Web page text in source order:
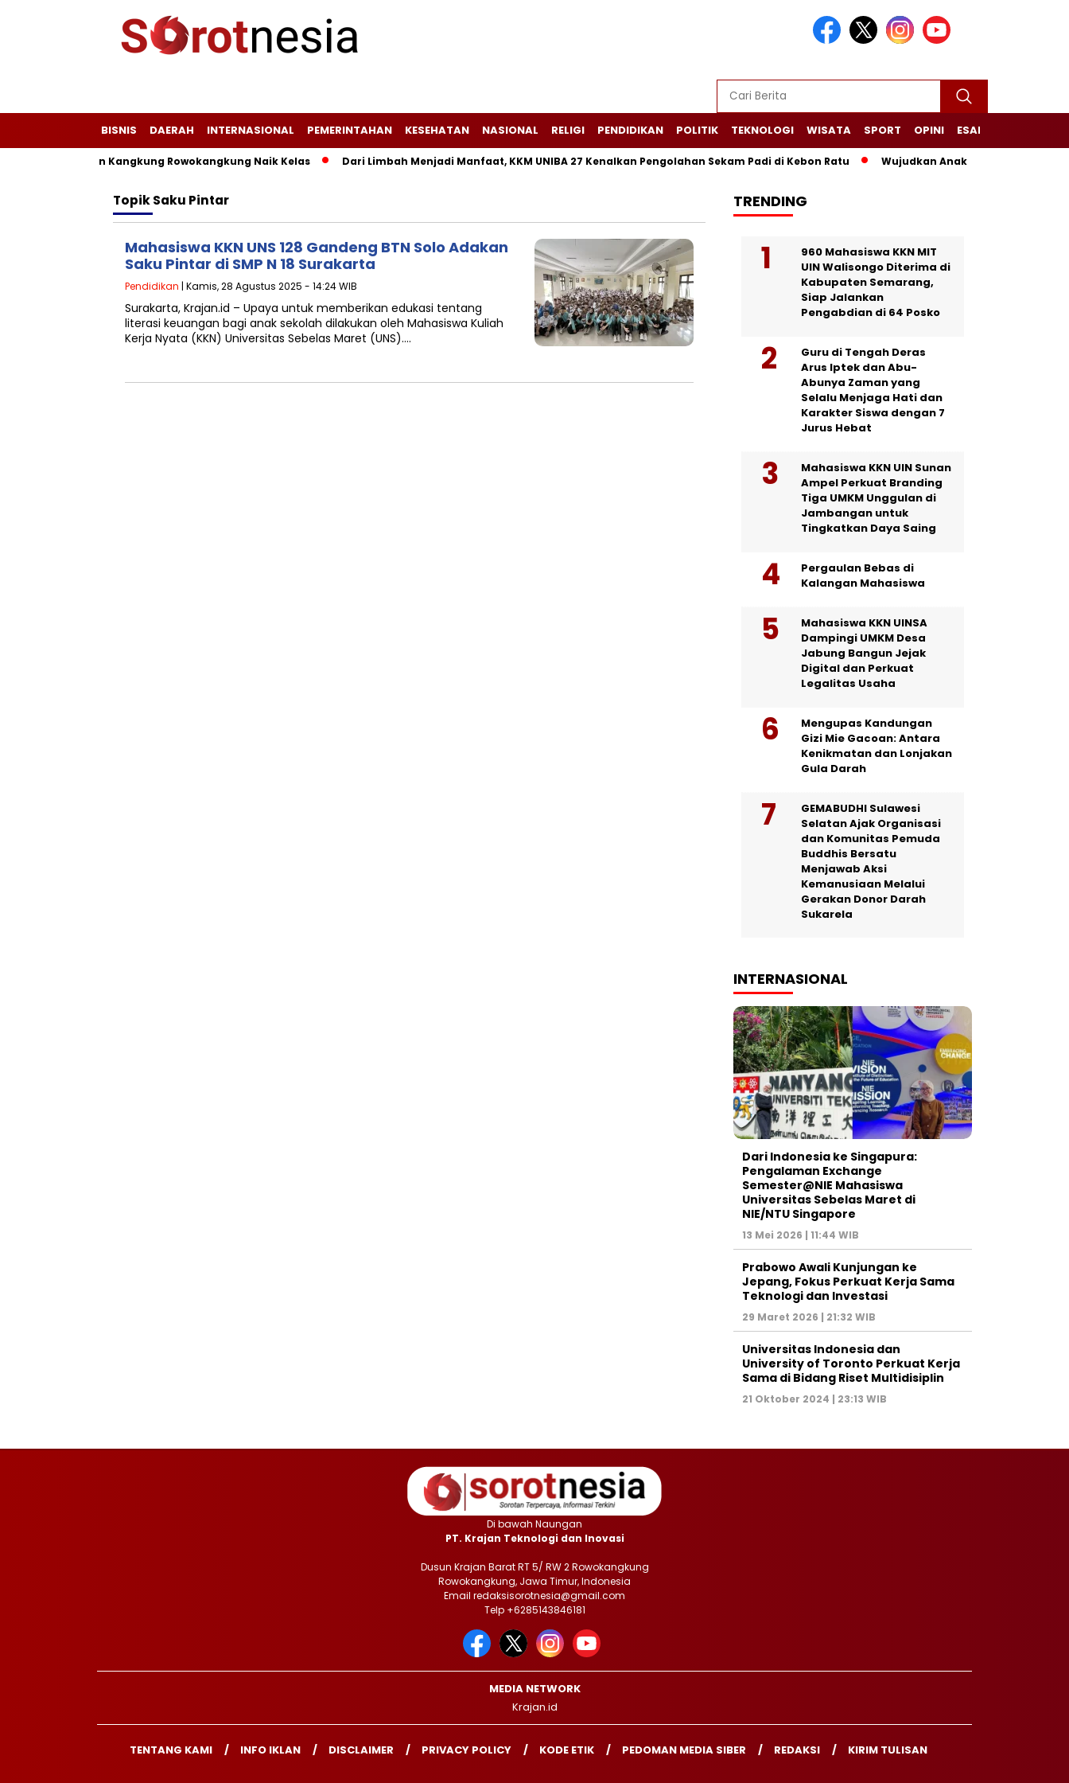
BISNIS DAERAH INTERNASIONAL PEMERINTAHAN KESEHATAN NASIONAL RELIGI PENDIDIKAN POLITIK TEKNOLOGI WISATA SPORT OPINI ESAI
Jagung, dan Kangkung Rowokangkung Naik Kelas Dari Limbah Menjadi Manfaat, KKM UNIBA 27 Kenalkan Pengolahan Sekam Padi di Kebon Ratu Wujudkan Anak Desa Sehat dan
TopikSaku Pintar
Mahasiswa KKN UNS 128 Gandeng BTN Solo Adakan
Saku Pintar di SMP N 18 Surakarta
Pendidikan | Kamis, 28 Agustus 2025 - 14:24 WIB
Surakarta, Krajan.id – Upaya untuk memberikan edukasi tentang
literasi keuangan bagi anak sekolah dilakukan oleh Mahasiswa Kuliah
Kerja Nyata (KKN) Universitas Sebelas Maret (UNS)….
TRENDING
960 Mahasiswa KKN MIT
UIN Walisongo Diterima di
Kabupaten Semarang,
Siap Jalankan
Pengabdian di 64 Posko
Guru di Tengah Deras
Arus Iptek dan Abu-
Abunya Zaman yang
Selalu Menjaga Hati dan
Karakter Siswa dengan 7
Jurus Hebat
Mahasiswa KKN UIN Sunan
Ampel Perkuat Branding
Tiga UMKM Unggulan di
Jambangan untuk
Tingkatkan Daya Saing
Pergaulan Bebas di
Kalangan Mahasiswa
Mahasiswa KKN UINSA
Dampingi UMKM Desa
Jabung Bangun Jejak
Digital dan Perkuat
Legalitas Usaha
Mengupas Kandungan
Gizi Mie Gacoan: Antara
Kenikmatan dan Lonjakan
Gula Darah
GEMABUDHI Sulawesi
Selatan Ajak Organisasi
dan Komunitas Pemuda
Buddhis Bersatu
Menjawab Aksi
Kemanusiaan Melalui
Gerakan Donor Darah
Sukarela
INTERNASIONAL
Dari Indonesia ke Singapura:
Pengalaman Exchange
Semester@NIE Mahasiswa
Universitas Sebelas Maret di
NIE/NTU Singapore
13 Mei 2026 | 11:44 WIB
Prabowo Awali Kunjungan ke
Jepang, Fokus Perkuat Kerja Sama
Teknologi dan Investasi
29 Maret 2026 | 21:32 WIB
Universitas Indonesia dan
University of Toronto Perkuat Kerja
Sama di Bidang Riset Multidisiplin
21 Oktober 2024 | 23:13 WIB
Di bawah Naungan
PT. Krajan Teknologi dan Inovasi
Dusun Krajan Barat RT 5/ RW 2 Rowokangkung
Rowokangkung, Jawa Timur, Indonesia
Email redaksisorotnesia@gmail.com
Telp +6285143846181
MEDIA NETWORK
Krajan.id
TENTANG KAMI INFO IKLAN DISCLAIMER PRIVACY POLICY KODE ETIK PEDOMAN MEDIA SIBER REDAKSI KIRIM TULISAN